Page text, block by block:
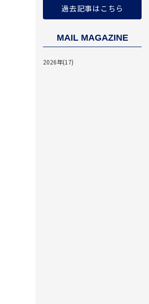
過去記事はこちら
MAIL MAGAZINE
2026年(17)